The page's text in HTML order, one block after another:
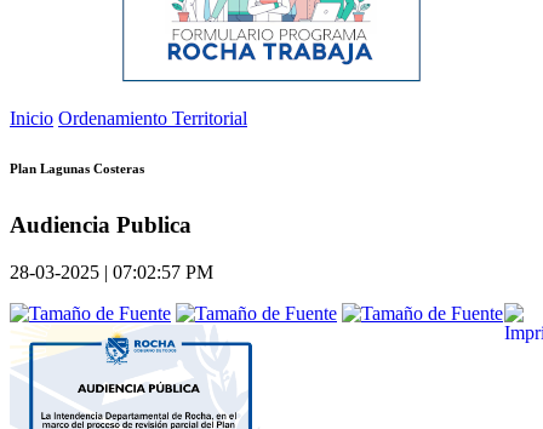
Inicio Ordenamiento Territorial
Plan Lagunas Costeras
Audiencia Publica
28-03-2025 | 07:02:57 PM